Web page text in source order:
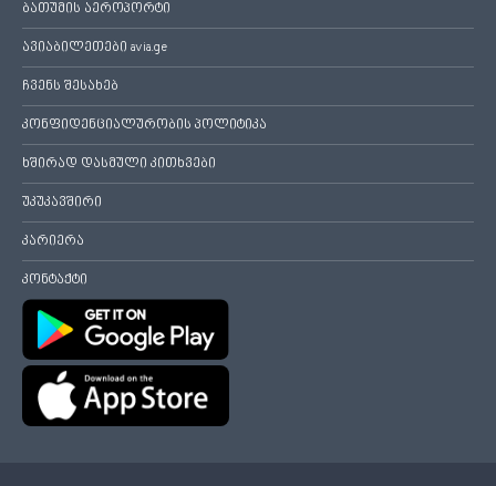
ბათუმის აეროპორტი
ავიაბილეთები avia.ge
ჩვენს შესახებ
კონფიდენციალურობის პოლიტიკა
ხშირად დასმული კითხვები
უკუკავშირი
კარიერა
კონტაქტი